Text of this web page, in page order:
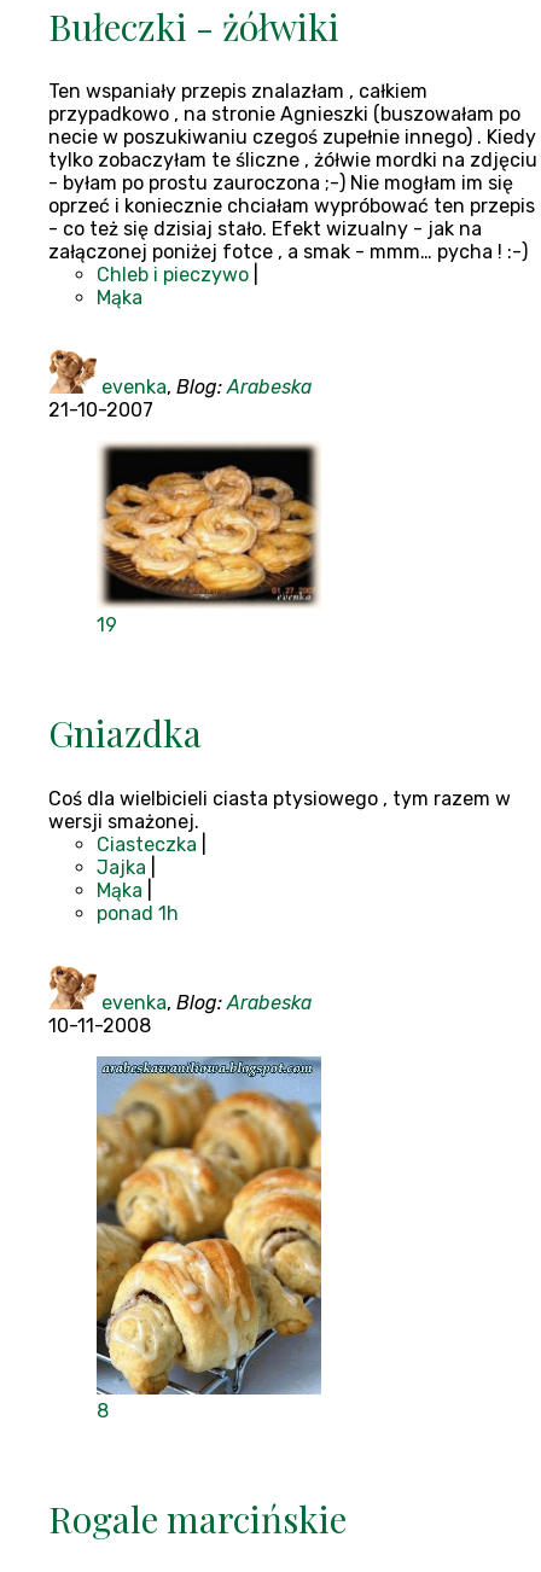
Bułeczki - żółwiki
Ten wspaniały przepis znalazłam , całkiem
przypadkowo , na stronie Agnieszki (buszowałam po
necie w poszukiwaniu czegoś zupełnie innego) . Kiedy
tylko zobaczyłam te śliczne , żółwie mordki na zdjęciu
- byłam po prostu zauroczona ;-) Nie mogłam im się
oprzeć i koniecznie chciałam wypróbować ten przepis
- co też się dzisiaj stało. Efekt wizualny - jak na
załączonej poniżej fotce , a smak - mmm… pycha ! :-)
Chleb i pieczywo
Mąka
evenka, Blog: Arabeska
21-10-2007
19
Gniazdka
Coś dla wielbicieli ciasta ptysiowego , tym razem w
wersji smażonej.
Ciasteczka
Jajka
Mąka
ponad 1h
evenka, Blog: Arabeska
10-11-2008
8
Rogale marcińskie